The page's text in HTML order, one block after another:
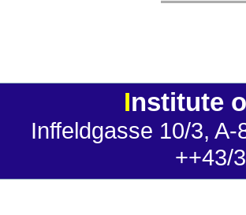
Institute
Inffeldgasse 10/3,
++43/